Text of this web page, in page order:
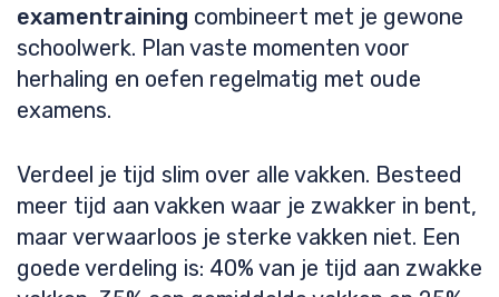
examentraining combineert met je gewone
schoolwerk. Plan vaste momenten voor
herhaling en oefen regelmatig met oude
examens.
Verdeel je tijd slim over alle vakken. Besteed
meer tijd aan vakken waar je zwakker in bent,
maar verwaarloos je sterke vakken niet. Een
goede verdeling is: 40% van je tijd aan zwakke